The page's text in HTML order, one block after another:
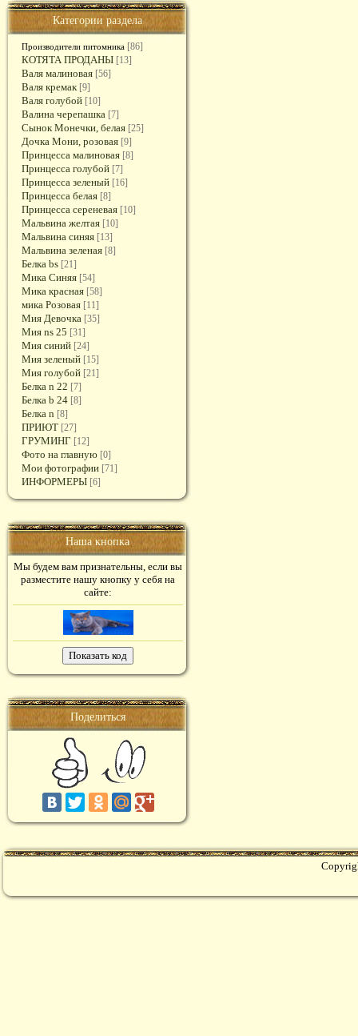
Категории раздела
Производители питомника [86]
КОТЯТА ПРОДАНЫ [13]
Валя малиновая [56]
Валя кремак [9]
Валя голубой [10]
Валина черепашка [7]
Сынок Монечки, белая [25]
Дочка Мони, розовая [9]
Принцесса малиновая [8]
Принцесса голубой [7]
Принцесса зеленый [16]
Принцесса белая [8]
Принцесса сереневая [10]
Мальвина желтая [10]
Мальвина синяя [13]
Мальвина зеленая [8]
Белка bs [21]
Мика Синяя [54]
Мика красная [58]
мика Розовая [11]
Мия Девочка [35]
Мия ns 25 [31]
Мия синий [24]
Мия зеленый [15]
Мия голубой [21]
Белка n 22 [7]
Белка b 24 [8]
Белка n [8]
ПРИЮТ [27]
ГРУМИНГ [12]
Фото на главную [0]
Мои фотографии [71]
ИНФОРМЕРЫ [6]
Наша кнопка
Мы будем вам признательны, если вы
разместите нашу кнопку у себя на
сайте:
Поделиться